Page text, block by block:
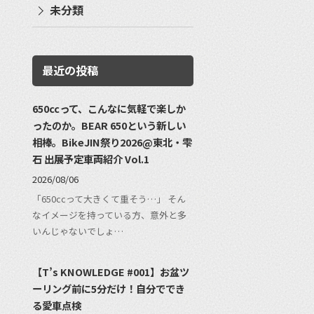
未分類
最近の投稿
650ccって、こんなに気軽で楽しか
ったのか。BEAR 650という新しい
相棒。BikeJIN祭り2026@東北・雫
石 出展予定車両紹介 Vol.1
2026/08/06
「650ccって大きくて重そう…」 そん
なイメージを持っている方、意外と多
いんじゃないでしょ…
【T’s KNOWLEDGE #001】お盆ツ
ーリング前に5分だけ！自分ででき
る愛車点検